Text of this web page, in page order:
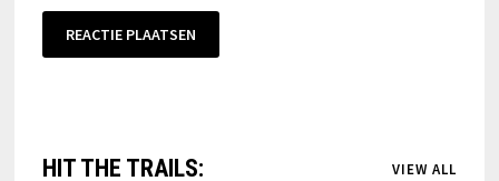
HIT THE TRAILS: VIEW ALL